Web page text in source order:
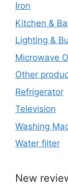
Iron
Kitchen &
Lighting &
Microwave
Other
Refrigerator
Television
Washing
Water filter
New